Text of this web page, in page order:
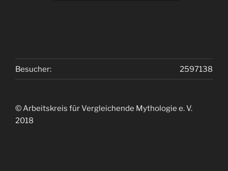
2597138
Besucher:
© Arbeitskreis für Vergleichende Mythologie e. V.
2018